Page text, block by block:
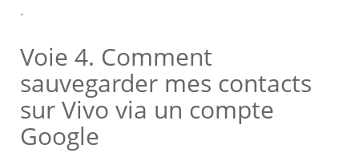
.
Voie 4. Comment
sauvegarder mes contacts
sur Vivo via un compte
Google